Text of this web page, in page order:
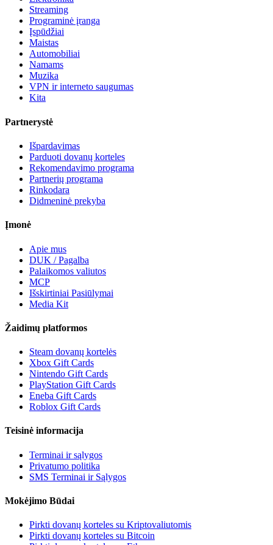
Streaming
Programinė įranga
Įspūdžiai
Maistas
Automobiliai
Namams
Muzika
VPN ir interneto saugumas
Kita
Partnerystė
Išpardavimas
Parduoti dovanų korteles
Rekomendavimo programa
Partnerių programa
Rinkodara
Didmeninė prekyba
Įmonė
Apie mus
DUK / Pagalba
Palaikomos valiutos
MCP
Išskirtiniai Pasiūlymai
Media Kit
Žaidimų platformos
Steam dovanų kortelės
Xbox Gift Cards
Nintendo Gift Cards
PlayStation Gift Cards
Eneba Gift Cards
Roblox Gift Cards
Teisinė informacija
Terminai ir sąlygos
Privatumo politika
SMS Terminai ir Sąlygos
Mokėjimo Būdai
Pirkti dovanų korteles su Kriptovaliutomis
Pirkti dovanų korteles su Bitcoin